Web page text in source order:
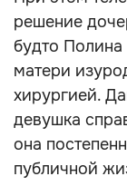
решение
будто
матери
хирургией.
девушка
она
публичной